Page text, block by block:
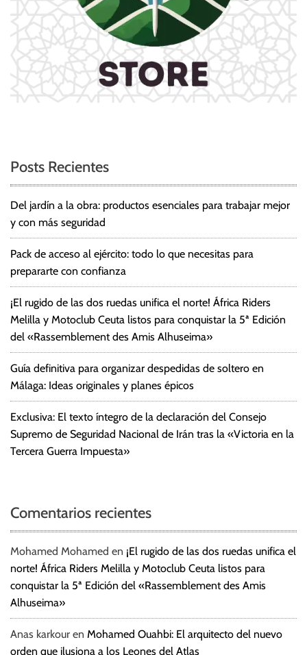
Posts Recientes
Del jardín a la obra: productos esenciales para trabajar mejor
y con más seguridad
Pack de acceso al ejército: todo lo que necesitas para
prepararte con confianza
¡El rugido de las dos ruedas unifica el norte! África Riders
Melilla y Motoclub Ceuta listos para conquistar la 5ª Edición
del «Rassemblement des Amis Alhuseima»
Guía definitiva para organizar despedidas de soltero en
Málaga: Ideas originales y planes épicos
Exclusiva: El texto íntegro de la declaración del Consejo
Supremo de Seguridad Nacional de Irán tras la «Victoria en la
Tercera Guerra Impuesta»
Comentarios recientes
Mohamed Mohamed en ¡El rugido de las dos ruedas unifica el
norte! África Riders Melilla y Motoclub Ceuta listos para
conquistar la 5ª Edición del «Rassemblement des Amis
Alhuseima»
Anas karkour en Mohamed Ouahbi: El arquitecto del nuevo
orden que ilusiona a los Leones del Atlas